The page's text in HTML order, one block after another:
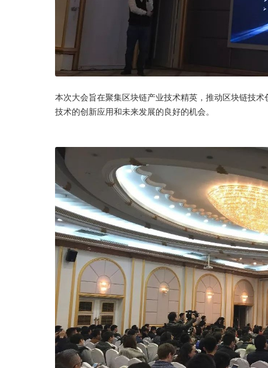
本次大会旨在聚集区块链产业技术精英，推动区块链技
技术的创新应用和未来发展的良好的机会。